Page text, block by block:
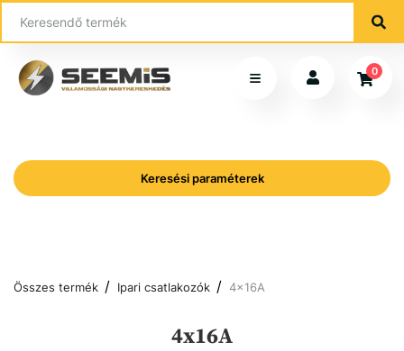
0
Keresési paraméterek
Összes termék Ipari csatlakozók 4x16A
4x16A